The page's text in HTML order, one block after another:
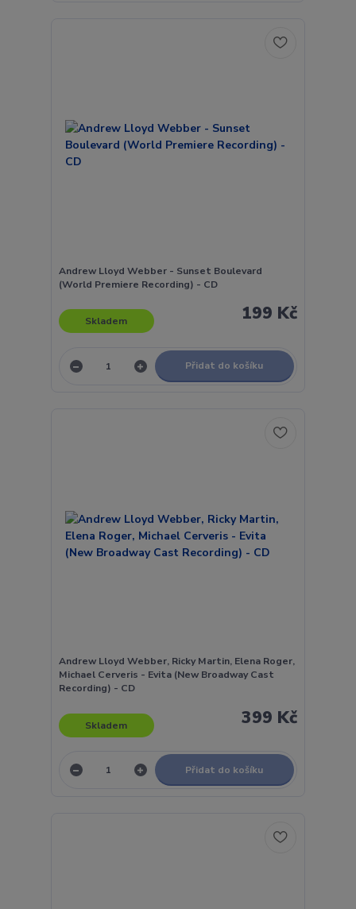
Andrew Lloyd Webber - Sunset Boulevard
(World Premiere Recording) - CD
199 Kč
Skladem
Přidat do košíku
Andrew Lloyd Webber, Ricky Martin, Elena Roger,
Michael Cerveris - Evita (New Broadway Cast
Recording) - CD
399 Kč
Skladem
Přidat do košíku